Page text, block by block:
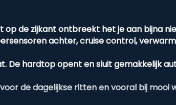
de zijkant ontbreekt het je aan bijna
achter, cruise control,
hardtop opent en sluit gemakkelijk
de dagelijkse ritten en vooral bij mooi